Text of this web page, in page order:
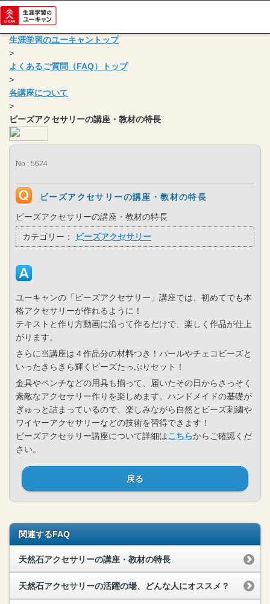
生涯学習のユーキャントップ
>
よくあるご質問（FAQ）トップ
>
各講座について
>
ビーズアクセサリーの講座・教材の特長
No : 5624
ビーズアクセサリーの講座・教材の特長
ビーズアクセサリーの講座・教材の特長
カテゴリー： ビーズアクセサリー
ユーキャンの「ビーズアクセサリー」講座では、初めてでも本
格アクセサリーが作れるように！
テキストと作り方動画に沿って作るだけで、楽しく作品が仕上
がります。
さらに当講座は４作品分の材料つき！パールやチェコビーズと
いったきらきら輝くビーズたっぷりセット！
金具やペンチなどの用具も揃って、届いたその日からさっそく
素敵なアクセサリー作りを楽しめます。ハンドメイドの基礎が
ぎゅっと詰まっているので、楽しみながら自然とビーズ刺繍や
ワイヤーアクセサリーなどの技術を習得できます！
ビーズアクセサリー講座について詳細はこちらからご確認くだ
さい。
戻る
関連するFAQ
天然石アクセサリーの講座・教材の特長
天然石アクセサリーの活躍の場、どんな人にオススメ？